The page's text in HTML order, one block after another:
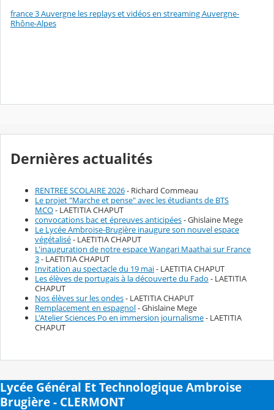
france 3 Auvergne les replays et vidéos en streaming Auvergne-
Rhône-Alpes
Dernières actualités
RENTREE SCOLAIRE 2026- Richard Commeau
Le projet "Marche et pense" avec les étudiants de BTS
MCO- LAETITIA CHAPUT
convocations bac et épreuves anticipées- Ghislaine Mege
Le Lycée Ambroise-Brugière inaugure son nouvel espace
végétalisé- LAETITIA CHAPUT
L'inauguration de notre espace Wangari Maathai sur France
3- LAETITIA CHAPUT
Invitation au spectacle du 19 mai- LAETITIA CHAPUT
Les élèves de portugais à la découverte du Fado - LAETITIA
CHAPUT
Nos élèves sur les ondes- LAETITIA CHAPUT
Remplacement en espagnol- Ghislaine Mege
L'Atelier Sciences Po en immersion journalisme- LAETITIA
CHAPUT
Lycée Général Et Technologique Ambroise
Brugière - CLERMONT